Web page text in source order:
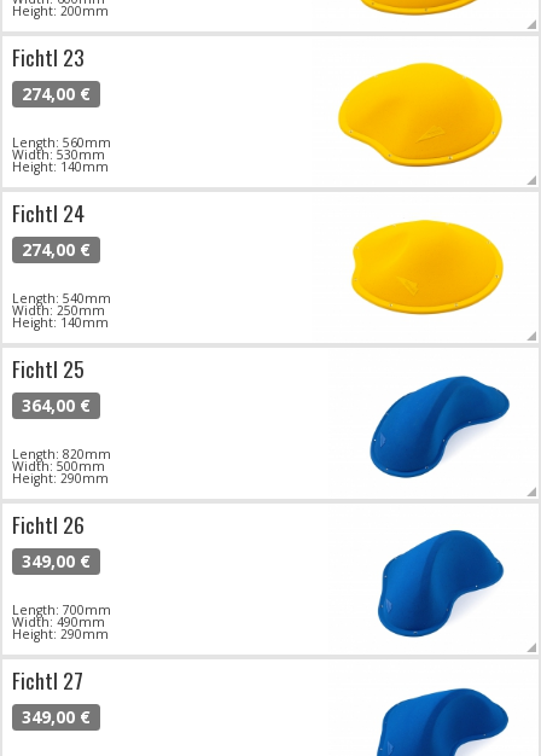
Height: 200mm
Fichtl 23
274,00 €
Length: 560mm
Width: 530mm
Height: 140mm
Fichtl 24
274,00 €
Length: 540mm
Width: 250mm
Height: 140mm
Fichtl 25
364,00 €
Length: 820mm
Width: 500mm
Height: 290mm
Fichtl 26
349,00 €
Length: 700mm
Width: 490mm
Height: 290mm
Fichtl 27
349,00 €